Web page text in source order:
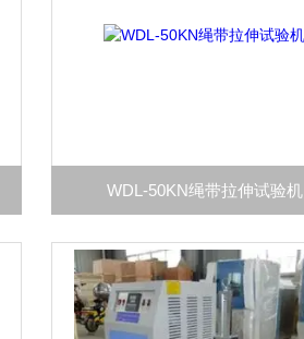
WDL-50KN绳带拉伸试验机